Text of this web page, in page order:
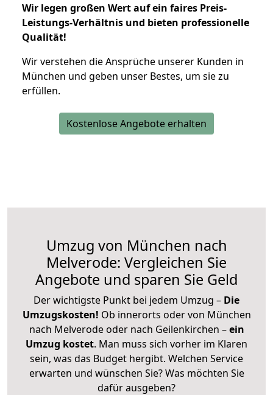
Wir legen großen Wert auf ein faires Preis-
Leistungs-Verhältnis und bieten professionelle
Qualität!
Wir verstehen die Ansprüche unserer Kunden in
München und geben unser Bestes, um sie zu
erfüllen.
Kostenlose Angebote erhalten
Umzug von München nach
Melverode: Vergleichen Sie
Angebote und sparen Sie Geld
Der wichtigste Punkt bei jedem Umzug – Die
Umzugskosten! Ob innerorts oder von München
nach Melverode oder nach Geilenkirchen –ein
Umzug kostet. Man muss sich vorher im Klaren
sein, was das Budget hergibt. Welchen Service
erwarten und wünschen Sie? Was möchten Sie
dafür ausgeben?